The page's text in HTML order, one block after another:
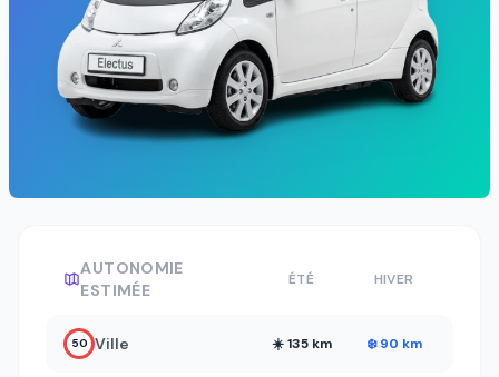
AUTONOMIE
ESTIMÉE
ÉTÉ HIVER
50 Ville ☀️ 135 km ❄️ 90 km